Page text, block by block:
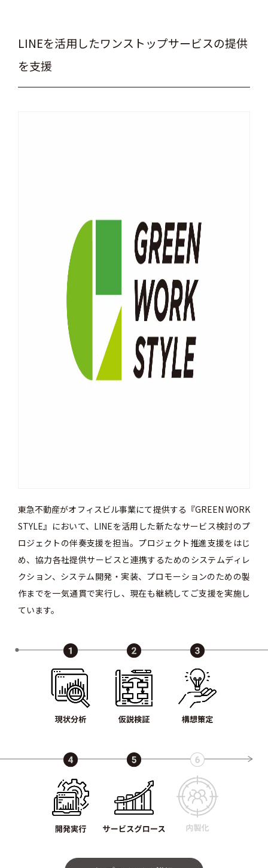
LINEを活用したワンストップサービスの提供
を支援
東急不動産がオフィスビル事業にて提供する『GREEN WORK
STYLE』において、LINEを活用した新たなサービス検討のプ
ロジェクトの伴奏支援を担当。プロジェクト推進支援をはじ
め、協力各社提供サービスと連携するためのシステムディレ
クション、システム開発・実装、プロモーションのための製
作までを一気通貫で実行し、現在も継続してご支援を実施し
ています。